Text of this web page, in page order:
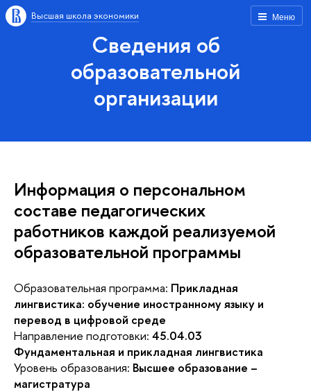
Меню
Высшая школа экономики
Сведения об
образовательной
организации
Информация о персональном
составе педагогических
работников каждой реализуемой
образовательной программы
Образовательная программа: Прикладная
лингвистика: обучение иностранному языку и
перевод в цифровой среде
Направление подготовки: 45.04.03
Фундаментальная и прикладная лингвистика
Уровень образования: Высшее образование –
магистратура